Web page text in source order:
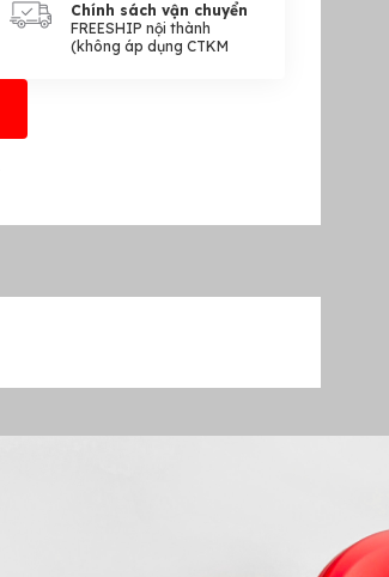
Chính sách vận chuyển
FREESHIP nội thành
(không áp dụng CTKM